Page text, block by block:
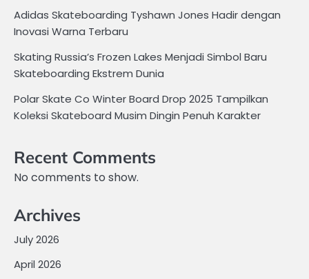
Adidas Skateboarding Tyshawn Jones Hadir dengan
Inovasi Warna Terbaru
Skating Russia’s Frozen Lakes Menjadi Simbol Baru
Skateboarding Ekstrem Dunia
Polar Skate Co Winter Board Drop 2025 Tampilkan
Koleksi Skateboard Musim Dingin Penuh Karakter
Recent Comments
No comments to show.
Archives
July 2026
April 2026